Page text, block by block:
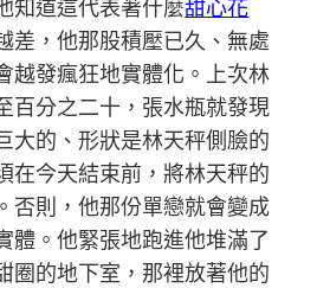
知道這代表著什麼甜心花
差，他那股積壓已久、無處
越發瘋狂地實體化。上次林
百分之二十，張水瓶就發現
大的、形狀是林天秤側臉的
在今天結束前，將林天秤的
否則，他那份單戀就會變成
體。他緊張地跑進他堆滿了
圈的地下室，那裡放著他的